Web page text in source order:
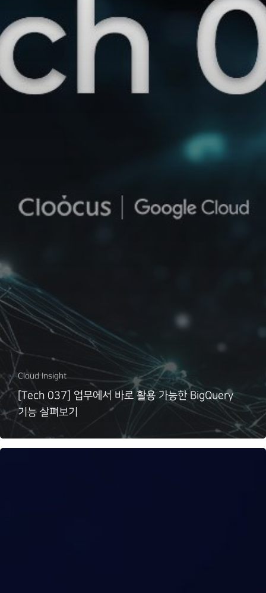
Cloud Insight
[Tech 037] 업무에서 바로 활용 가능한 BigQuery
기능 살펴보기